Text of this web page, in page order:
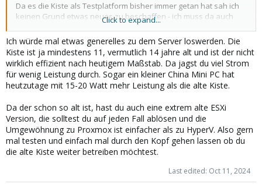
Da es die Kiste als Testplatform bisher immer getan hat sah ich
keinen Grund etwas neues zu beschaffen - ich muss da auch
nicht immer das Neuste und Beste haben.
Aber da man eigentlich nur Gutes von Proxmox hört und mich
das System irgedenwie interessiert war dann eben die Frage ob
es auf meinem Oldtimer überhaupt brauchbar läuft.
Ich denke ich werde mal auf einem anderen PC eine Installation
starten und mal sehen ob das für mich passt.
Aber danke für Eure Infos ....
Gruß
dnwalker
Click to expand...
Ich würde mal etwas generelles zu dem Server loswerden. Die
Kiste ist ja mindestens 11, vermutlich 14 jahre alt und ist der nicht
wirklich effizient nach heutigem Maßstab. Da jagst du viel Strom
für wenig Leistung durch. Sogar ein kleiner China Mini PC hat
heutzutage mit 15-20 Watt mehr Leistung als die alte Kiste.
Da der schon so alt ist, hast du auch eine extrem alte ESXi
Version, die solltest du auf jeden Fall ablösen und die
Umgewöhnung zu Proxmox ist einfacher als zu HyperV. Also gern
mal testen und einfach mal durch den Kopf gehen lassen ob du
die alte Kiste weiter betreiben möchtest.
Last edited: Oct 11, 2024